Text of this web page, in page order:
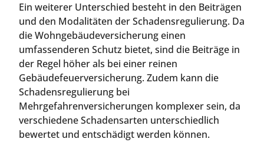
Ein weiterer Unterschied besteht in den Beiträgen
und den Modalitäten der Schadensregulierung. Da
die Wohngebäudeversicherung einen
umfassenderen Schutz bietet, sind die Beiträge in
der Regel höher als bei einer reinen
Gebäudefeuerversicherung. Zudem kann die
Schadensregulierung bei
Mehrgefahrenversicherungen komplexer sein, da
verschiedene Schadensarten unterschiedlich
bewertet und entschädigt werden können.